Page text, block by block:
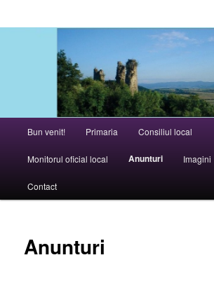
Skip to primary content
Bun venit! Primaria Consiliul local
Monitorul oficial local Anunturi Imagini
Contact
Anunturi